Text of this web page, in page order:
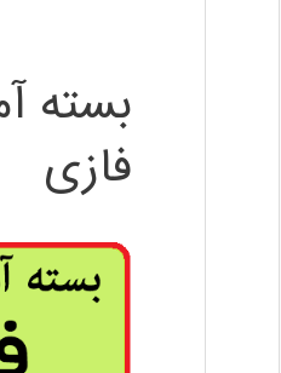
بسته
فازی